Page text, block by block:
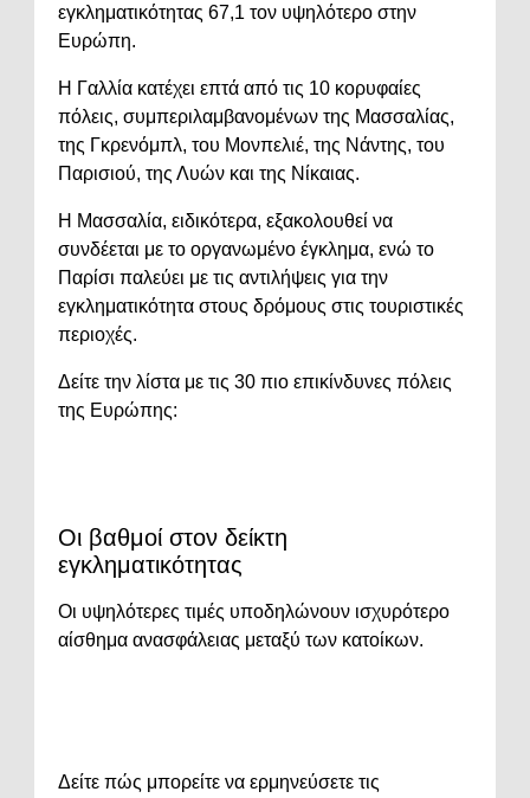
εγκληματικότητας 67,1 τον υψηλότερο στην
Ευρώπη.
Η Γαλλία κατέχει επτά από τις 10 κορυφαίες
πόλεις, συμπεριλαμβανομένων της Μασσαλίας,
της Γκρενόμπλ, του Μονπελιέ, της Νάντης, του
Παρισιού, της Λυών και της Νίκαιας.
Η Μασσαλία, ειδικότερα, εξακολουθεί να
συνδέεται με το οργανωμένο έγκλημα, ενώ το
Παρίσι παλεύει με τις αντιλήψεις για την
εγκληματικότητα στους δρόμους στις τουριστικές
περιοχές.
Δείτε την λίστα με τις 30 πιο επικίνδυνες πόλεις
της Ευρώπης:
Οι βαθμοί στον δείκτη
εγκληματικότητας
Οι υψηλότερες τιμές υποδηλώνουν ισχυρότερο
αίσθημα ανασφάλειας μεταξύ των κατοίκων.
Δείτε πώς μπορείτε να ερμηνεύσετε τις